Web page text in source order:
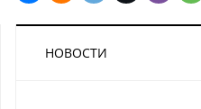
НОВОСТИ